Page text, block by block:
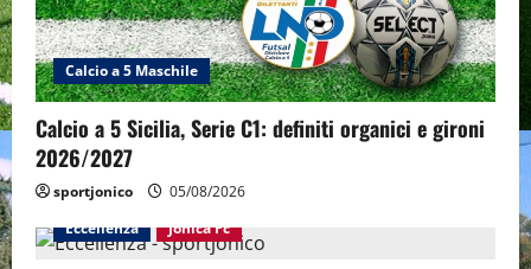
Calcio a 5 Maschile
Calcio a 5 Sicilia, Serie C1: definiti organici e gironi
2026/2027
sportjonico
05/08/2026
Eccellenza
Jonica Fc